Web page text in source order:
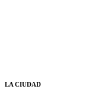
LA CIUDAD